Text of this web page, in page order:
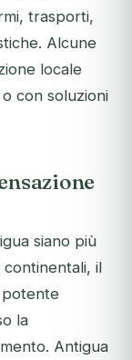
trasporti,
Alcune
locale
con soluzioni
siano più
il
potente
la
Antigua